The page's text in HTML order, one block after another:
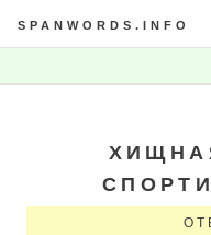
SPANWORDS.INFO